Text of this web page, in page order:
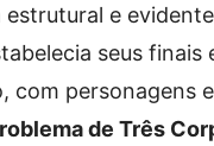
estrutural e
seus finais
com personagens
de Três